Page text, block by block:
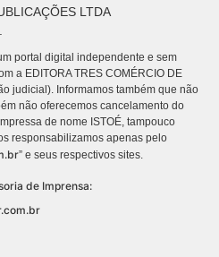
LTDA
portal digital independente e sem
a EDITORA TRES COMÉRCIO DE
judicial). Informamos também que não
não oferecemos cancelamento do
de nome ISTOÉ, tampouco
responsabilizamos apenas pelo
” e seus respectivos sites.
de Imprensa: